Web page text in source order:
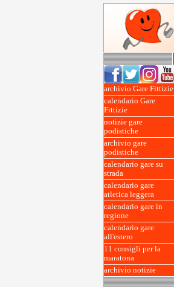
archivio Gare Fittizie
calendario Gare
Fittizie
notizie gare
podistiche
archivio gare
podistiche
calendario gare su
strada
calendario gare
atletica leggera
calendario gare in
regione
calendario gare
all'estero
11 consigli per la
maratona
archivio notizie